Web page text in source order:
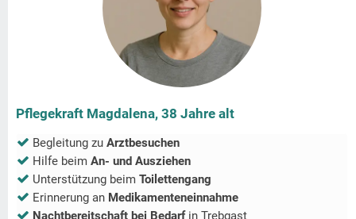
Pflegekraft Magdalena, 38 Jahre alt
Begleitung zu Arztbesuchen
Hilfe beim An- und Ausziehen
Unterstützung beim Toilettengang
Erinnerung an Medikamenteneinnahme
Nachtbereitschaft bei Bedarfin Trebgast